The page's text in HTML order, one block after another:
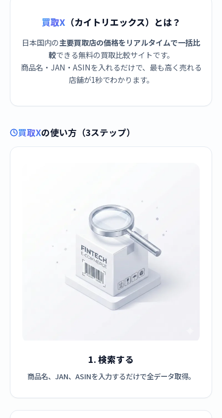
買取X （カイトリエックス）とは？
日本国内の主要買取店の価格をリアルタイムで一括比
較できる無料の買取比較サイトです。
商品名・JAN・ASINを入れるだけで、最も高く売れる
店舗が1秒でわかります。
買取Xの使い方（3ステップ）
1. 検索する
商品名、JAN、ASINを入力するだけで全データ取得。